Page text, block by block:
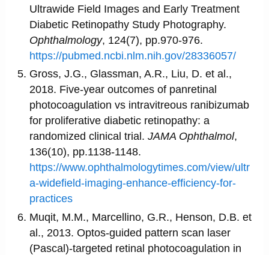
Ultrawide Field Images and Early Treatment
Diabetic Retinopathy Study Photography.
Ophthalmology, 124(7), pp.970-976.
https://pubmed.ncbi.nlm.nih.gov/28336057/
Gross, J.G., Glassman, A.R., Liu, D. et al.,
2018. Five-year outcomes of panretinal
photocoagulation vs intravitreous ranibizumab
for proliferative diabetic retinopathy: a
randomized clinical trial.JAMA Ophthalmol,
136(10), pp.1138-1148.
https://www.ophthalmologytimes.com/view/ultr
a-widefield-imaging-enhance-efficiency-for-
practices
Muqit, M.M., Marcellino, G.R., Henson, D.B. et
al., 2013. Optos-guided pattern scan laser
(Pascal)-targeted retinal photocoagulation in